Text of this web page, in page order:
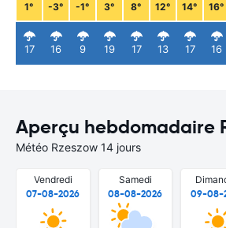
1°
17
-3°
16
-1°
9
3°
19
8°
17
12°
13
14°
17
16°
16
Aperçu hebdomadaire
Météo Rzeszow 14 jours
Vendredi
07-08-2026
Samedi
08-08-2026
09-08-